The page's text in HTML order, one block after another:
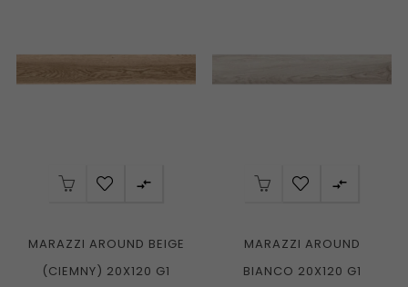

MARAZZI AROUND BEIGE
(CIEMNY) 20X120 G1

MARAZZI AROUND
BIANCO 20X120 G1